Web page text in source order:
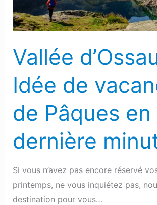
Vallée
Idée de
de Pâques en
dernière
Si vous n’avez pas encore réservé
printemps, ne vous inquiétez pas,
destination pour vous…
de
Pâques
dernière